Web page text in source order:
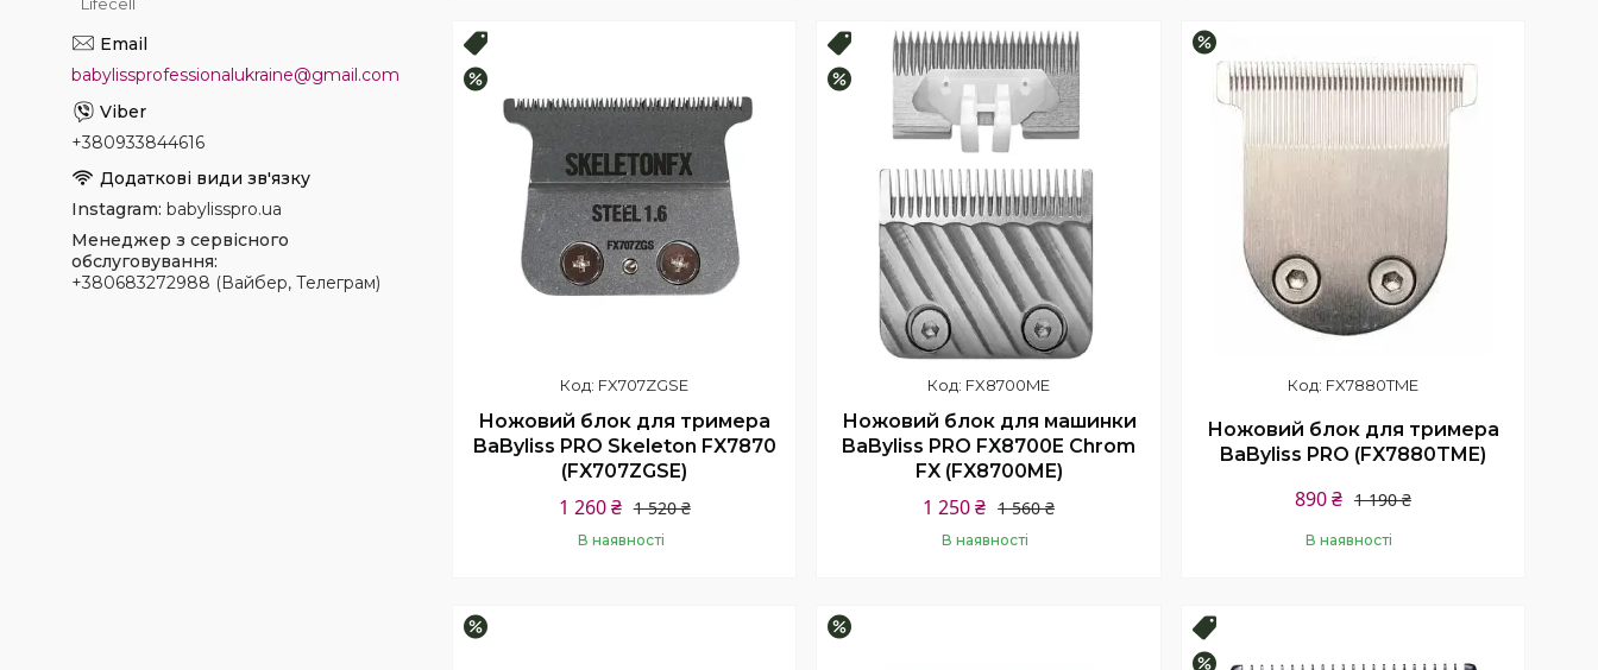
Купити
FX707ZGSE
Ножовий блок для тримера
BaByliss PRO Skeleton FX7870
(FX707ZGSE)
1 520 ₴
1 260 ₴
В наявності
Топ продаж
FX8700ME
Ножовий блок для машинки
BaByliss PRO FX8700E Chrom
FX (FX8700ME)
1 560 ₴
1 250 ₴
В наявності
FX7880TME
Ножовий блок для тримера
BaByliss PRO (FX7880TME)
1 190 ₴
890 ₴
В наявності
–33%
babylissprofessionalukraine@gmail.com
+380933844616
Instagram babylisspro.ua
Менеджер з сервісного
обслуговування
+380683272988 (Вайбер, Телеграм)